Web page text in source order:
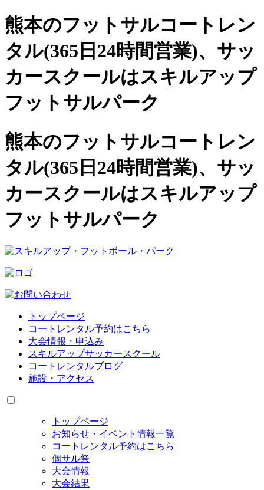
熊本のフットサルコートレン
タル(365日24時間営業)、 サッ
カースクールはスキルアップ
フットサルパーク
熊本のフットサルコートレン
タル(365日24時間営業)、サッ
カースクールはスキルアップ
フットサルパーク
トップページ
コートレンタル予約はこちら
大会情報・申込み
スキルアップサッカースクール
コートレンタルブログ
施設・アクセス
トップページ
お知らせ・イベント情報一覧
コートレンタル予約はこちら
個サル祭
大会情報
大会結果